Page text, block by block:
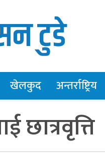
खेलकुद अन्तर्राष्ट्रिय
छात्रवृत्ति